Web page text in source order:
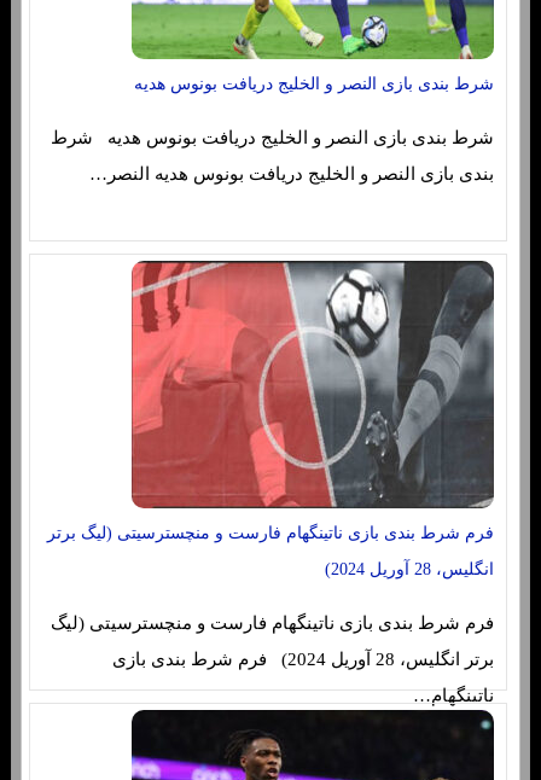
شرط بندی بازی النصر و الخلیج دریافت بونوس هدیه
شرط بندی بازی النصر و الخلیج دریافت بونوس هدیه شرط
بندی بازی النصر و الخلیج دریافت بونوس هدیه النصر…
فرم شرط بندی بازی ناتینگهام فارست و منچسترسیتی (لیگ برتر
انگلیس، 28 آوریل 2024)
فرم شرط بندی بازی ناتینگهام فارست و منچسترسیتی (لیگ
برتر انگلیس، 28 آوریل 2024) فرم شرط بندی بازی
ناتینگهام…